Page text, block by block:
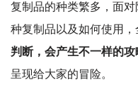
复制品的种类繁多，面
种复制品以及如何使用，
判断，会产生不一样的攻
呈现给大家的冒险。